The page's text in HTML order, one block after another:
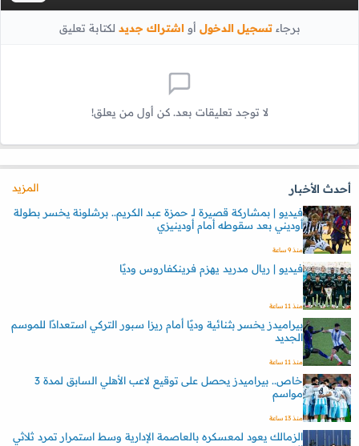
برجاءتسجيل الدخول أواشتراك جديد لكتابة تعليق
لا توجد تعليقات بعد. كن أول من يعلق!
أحدث الأخبار
المزيد
فيديو | بمشاركة قصيرة لـ حمزة عبد الكريم.. برشلونة يخسر بطولة
أوديني بعد سقوطه أمام أودينيزي
منذ 9 ساعة
فيديو | ريال مدريد يهزم فرينكفاروس وديًا
منذ 11 ساعة
بيراميدز يخسر بثنائية وديًا أمام ريزا سبور التركي استعدادًا للموسم
الجديد
منذ 11 ساعة
خاص.. بيراميدز يحصل على توقيع لاعب الأهلي السابق لمدة 3
مواسم
منذ 13 ساعة
الزمالك يعود لمعسكره بالعاصمة الإدارية وسط استمرار تمرد ثلاثي